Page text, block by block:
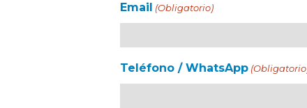
Email (Obligatorio)
Teléfono / WhatsApp